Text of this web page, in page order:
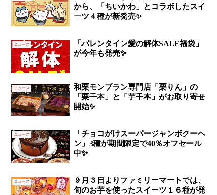
から、「ちいかわ」とコラボしたスイ
ーツ４種が新発売✨
ニュース
「バレンタイン愛の解体SALE福袋」
が今年も発売✨
ニュース
和栗モンブラン専門店「栗りん」の
「栗千本」と「芋千本」がお取り寄せ
開始✨
ニュース
「チョコがけスーパージャンボクーヘ
ン」3種が期間限定で40％オフセール
中✨
ニュース
９月３日よりファミリーマートでは、
旬のお芋を使ったスイーツ１６種が発